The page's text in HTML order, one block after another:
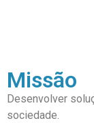
Missão
Desenvolver
sociedade.